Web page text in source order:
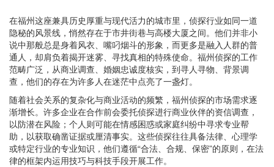
在福州这座兼具历史厚重与现代活力的城市里，侦探行业如同一道
隐秘的风景线，悄然存在于市井街巷与高楼大厦之间。他们并非小
说中那般总是身着风衣、嘴叼烟斗的形象，而更多是融入人群的普
通人，却肩负着揭开迷雾、寻找真相的特殊使命。福州侦探的工作
范畴广泛，从商业调查、婚姻忠诚度核实，到寻人寻物、背景调
查，他们的存在为许多人在迷茫中点亮了一盏灯。
随着社会关系的复杂化与商业活动的频繁，福州侦探的市场需求逐
渐增长。许多企业在合作前会委托侦探进行商业伙伴的资信调查，
以防潜在风险；个人则可能在情感困惑或家庭纠纷中寻求专业帮
助，以获取确凿证据或厘清事实。这些侦探往往具备法律、心理学
或特定行业的专业知识，他们遵循“合法、合规、保密”的原则，在法
律的框架内运用技巧与科技手段开展工作。